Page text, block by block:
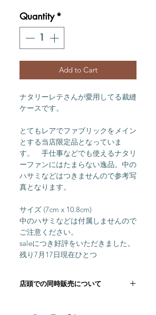
Quantity *
Add to Cart
ナタリーレテさんが愛用してる裁縫
ケースです。
とてもレアでファブリックをメイン
とする当店限定品となっていま
す。 手仕事などでも使えるナタリ
ーファンにはたまらない逸品。中の
ハサミなどはつきませんので参考写
真となります。
サイズ (7cm x 10.8cm)
中のハサミなどは付属しませんので
ご注意ください。
saleにつき好評をいただきました。
残り7月17日現在ひとつ
店頭での同時販売について
ております。 ご注文いただいた後に